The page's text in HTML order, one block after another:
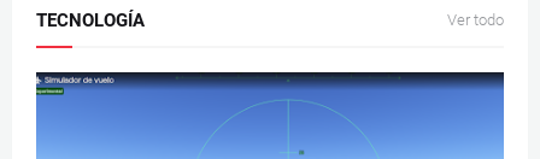
TECNOLOGÍA Ver todo